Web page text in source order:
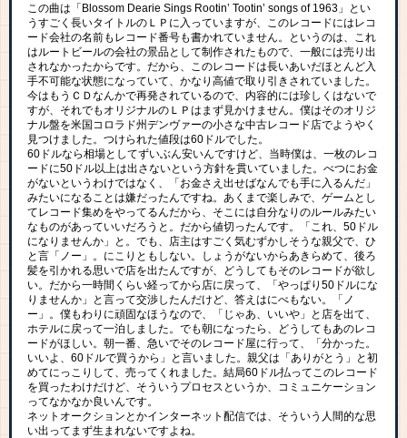
この曲は「Blossom Dearie Sings Rootin’ Tootin’ songs of 1963」とい
うすごく長いタイトルのＬＰに入っていますが、このレコードにはレコ
ード会社の名前もレコード番号も書かれていません。というのは、これ
はルートビールの会社の景品として制作されたもので、一般には売り出
されなかったからです。だから、このレコードは長いあいだほとんど入
手不可能な状態になっていて、かなり高値で取り引きされていました。
今はもうＣＤなんかで再発されているので、内容的には珍しくはないで
すが、それでもオリジナルのＬＰはまず見かけません。僕はそのオリジ
ナル盤を米国コロラド州デンヴァーの小さな中古レコード店でようやく
見つけました。つけられた値段は60ドルでした。
60ドルなら相場としてずいぶん安いんですけど、当時僕は、一枚のレコ
ードに50ドル以上は出さないという方針を貫いていました。べつにお金
がないというわけではなく、「お金さえ出せばなんでも手に入るんだ」
みたいになることは嫌だったんですね。あくまで楽しみで、ゲームとし
てレコード集めをやってるんだから、そこには自分なりのルールみたい
なものがあっていいだろうと。だから値切ったんです。「これ、50ドル
になりませんか」と。でも、店主はすごく気むずかしそうな親父で、ひ
と言「ノー」。にこりともしない。しょうがないからあきらめて、後ろ
髪を引かれる思いで店を出たんですが、どうしてもそのレコードが欲し
い。だから一時間くらい経ってから店に戻って、「やっぱり50ドルにな
りませんか」と言って交渉したんだけど、答えはにべもない。「ノ
ー」。僕もわりに頑固なほうなので、「じゃあ、いいや」と店を出て、
ホテルに戻って一泊しました。でも朝になったら、どうしてもあのレコ
ードがほしい。朝一番、急いでそのレコード屋に行って、「分かった。
いいよ、60ドルで買うから」と言いました。親父は「ありがとう」と初
めてにっこりして、売ってくれました。結局60ドル払ってこのレコード
を買ったわけだけど、そういうプロセスというか、コミュニケーション
ってなかなか良いんです。
ネットオークションとかインターネット配信では、そういう人間的な思
い出ってまず生まれないですよね。